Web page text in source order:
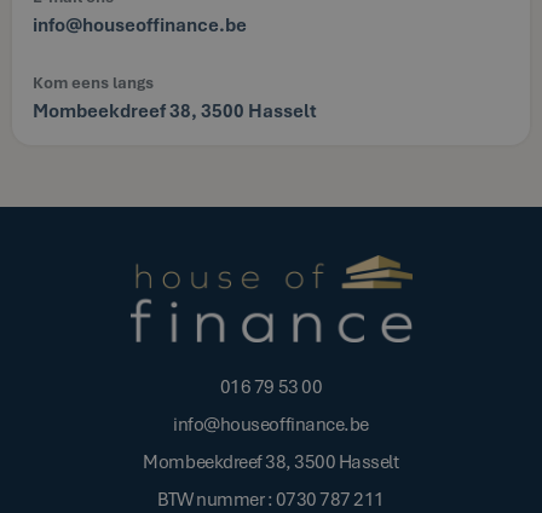
info@houseoffinance.be
Kom eens langs
Mombeekdreef 38, 3500 Hasselt
016 79 53 00
info@houseoffinance.be
Mombeekdreef 38, 3500 Hasselt
BTW nummer : 0730 787 211